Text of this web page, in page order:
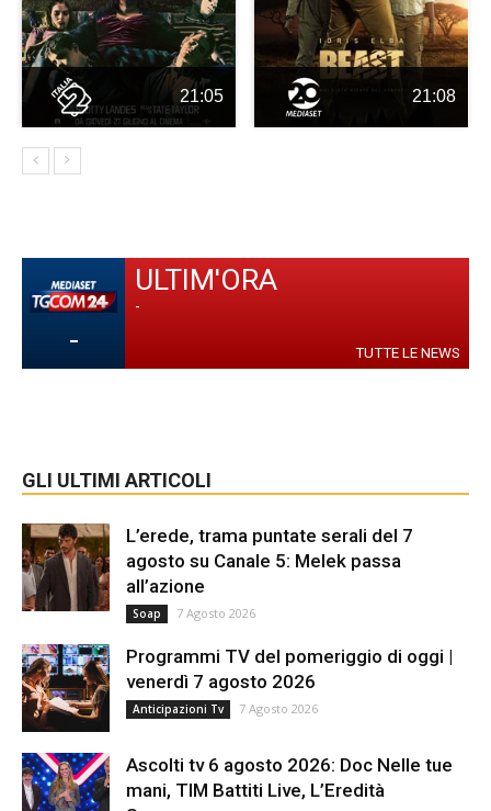
21:05 21:08
-
ULTIM'ORA
-
TUTTE LE NEWS
GLI ULTIMI ARTICOLI
L’erede, trama puntate serali del 7
agosto su Canale 5: Melek passa
all’azione
Soap 7 Agosto 2026
Programmi TV del pomeriggio di oggi |
venerdì 7 agosto 2026
Anticipazioni Tv 7 Agosto 2026
Ascolti tv 6 agosto 2026: Doc Nelle tue
mani, TIM Battiti Live, L’Eredità